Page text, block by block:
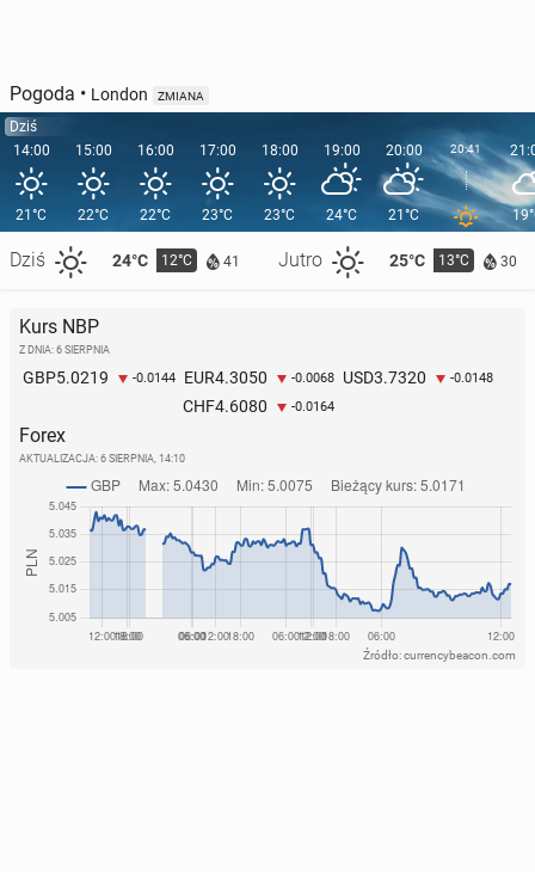
Pogoda • London ZMIANA
Dziś
14:00
21°C
Dziś 24°C 12°C 41 Jutro 25°C 13°C 30
15:00
22°C
16:00
22°C
17:00
23°C
18:00
23°C
19:00
24°C
20:00
21°C
20:41
Kurs NBP
Z DNIA: 6 SIERPNIA
GBP5.0219 -0.0144 EUR4.3050 -0.0068 USD3.7320 -0.0148
CHF4.6080 -0.0164
Forex
AKTUALIZACJA: 6 SIERPNIA, 14:10
Źródło: currencybeacon.com